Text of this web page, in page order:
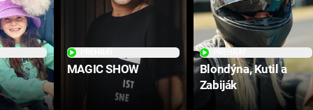
MAGIC SHOW
Blondýna, Kutil a
Zabiják